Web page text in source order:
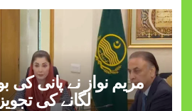
مریم نواز نے پانی کی
لگانے کی